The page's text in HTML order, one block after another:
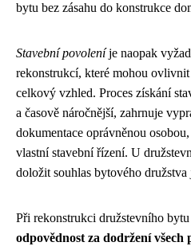
bytu bez zásahu do konstrukce
Stavební povoleníje naopak
rekonstrukcí, které mohou
celkový vzhled. Proces získání
a časově náročnější, zahrnuje
dokumentace oprávněnou
vlastní stavební řízení. U
doložit souhlas bytového
Při rekonstrukci družstevního
odpovědnost za dodržení